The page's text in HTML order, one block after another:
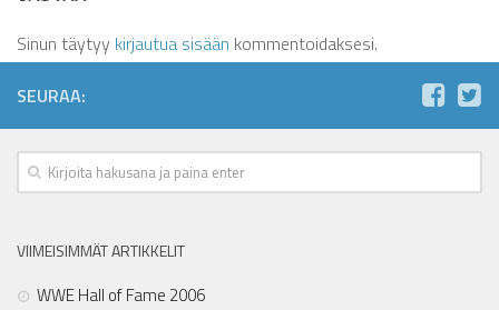
Sinun täytyy kirjautua sisään kommentoidaksesi.
SEURAA:
VIIMEISIMMÄT ARTIKKELIT
WWE Hall of Fame 2006